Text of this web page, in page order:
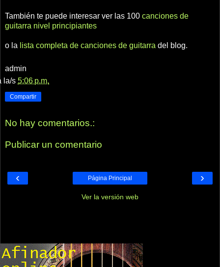
También te puede interesar ver las 100 canciones de
guitarra nivel principiantes
o la lista completa de canciones de guitarra del blog.
admin
la/s5:06 p.m.
Compartir
No hay comentarios.:
Publicar un comentario
‹ ›
Página Principal
Ver la versión web